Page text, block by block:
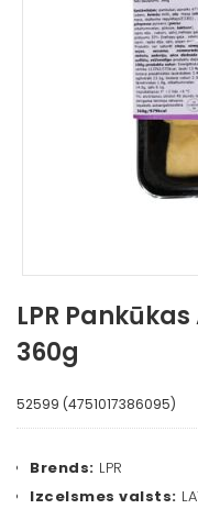
LPR
360g
52599 (4751017386095)
Brends: LPR
Izcelsmes valsts: